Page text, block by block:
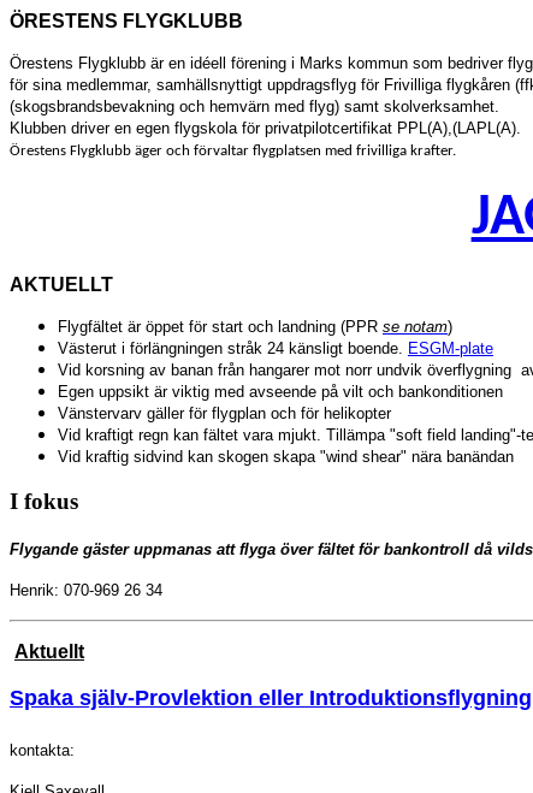
ÖRESTENS FLYGKLUBB
Örestens Flygklubb är en idéell förening i Marks kommun som bedriver
för sina medlemmar, samhällsnyttigt uppdragsflyg för Frivilliga flygkåren
(skogsbrandsbevakning och hemvärn med flyg) samt skolverksamhet.
Klubben driver en egen flygskola för privatpilotcertifikat PPL(A),(LAPL(A)
Örestens Flygklubb äger och förvaltar flygplatsen med frivilliga krafter.
AKTUELLT
Flygfältet är öppet för start och landning (PPR se notam)
Västerut i förlängningen stråk 24 känsligt boende.
ESGM-plate
Vid korsning av banan från hangarer mot norr undvik överflygning
Egen uppsikt är viktig med avseende på vilt och bankonditionen
Vänstervarv gäller för flygplan och för helikopter
Vid kraftigt regn kan fältet vara mjukt. Tillämpa "soft field landing"-
Vid kraftig sidvind kan skogen skapa "wind shear" nära banändan
I fokus
Flygande gäster uppmanas att flyga över fältet för bankontroll då
Henrik: 070-969 26 34
Aktuellt
Spaka själv-Provlektion eller Introduktionsflygning
kontakta: